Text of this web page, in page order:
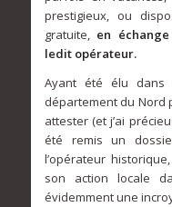
prestigieux, ou
gratuite,en échange
ledit opérateur.
Ayant été élu dans
département du Nord
attester (et j’ai
été remis un
l’opérateur
son action locale
évidemment une